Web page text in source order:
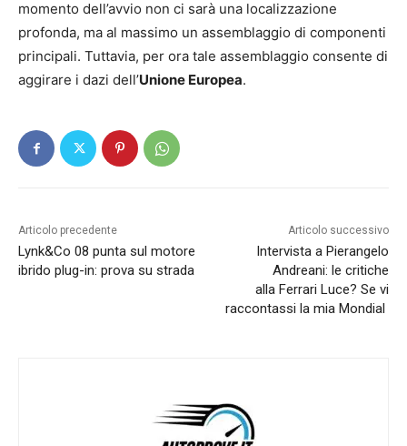
momento dell’avvio non ci sarà una localizzazione
profonda, ma al massimo un assemblaggio di componenti
principali. Tuttavia, per ora tale assemblaggio consente di
aggirare i dazi dell’Unione Europea.
Articolo precedente
Lynk&Co 08 punta sul motore
ibrido plug-in: prova su strada
Articolo successivo
Intervista a Pierangelo
Andreani: le critiche
alla Ferrari Luce? Se vi
raccontassi la mia Mondial